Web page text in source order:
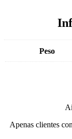
Peso
Apenas clientes